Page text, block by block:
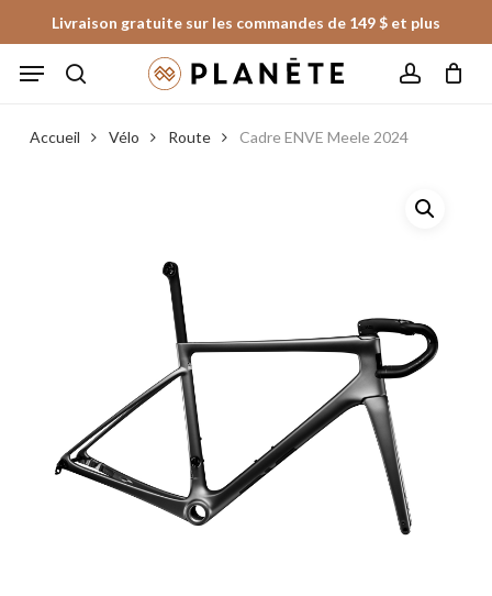
to
main
Livraison gratuite sur les commandes de 149 $ et plus
Menu
Fermer
le
panier
Accueil Vélo Route Cadre ENVE Meele 2024